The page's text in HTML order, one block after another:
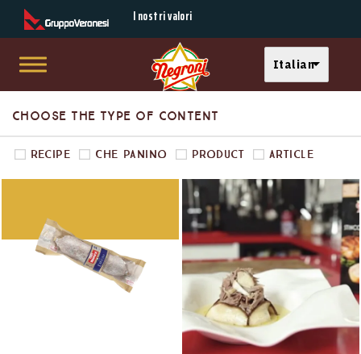
Skip to main content
Secondary Menu I nostri valori
Italian
Choose the type of content
Recipe Che Panino Product Article